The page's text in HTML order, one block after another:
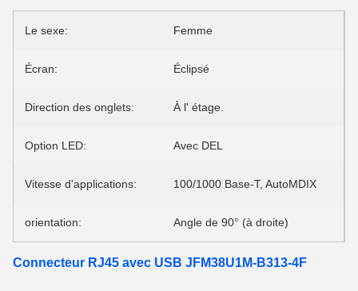
Le sexe: Femme
Écran: Éclipsé
Direction des onglets: À l' étage.
Option LED: Avec DEL
Vitesse d'applications: 100/1000 Base-T, AutoMDIX
orientation: Angle de 90° (à droite)
Connecteur RJ45 avec USB JFM38U1M-B313-4F